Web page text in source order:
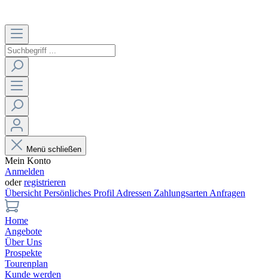
Menü schließen
Mein Konto
Anmelden
oderregistrieren
Übersicht Persönliches Profil Adressen Zahlungsarten Anfragen
Home
Angebote
Über Uns
Prospekte
Tourenplan
Kunde werden